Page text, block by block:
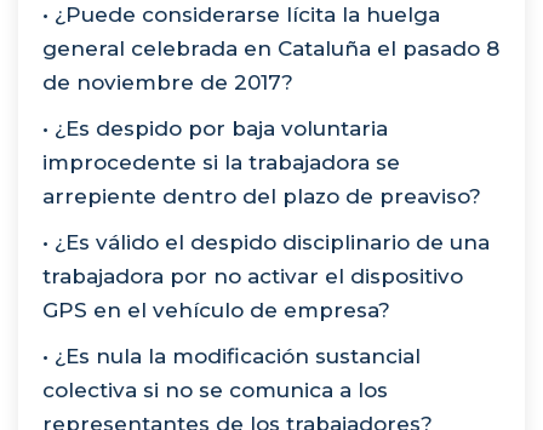
• ¿Puede considerarse lícita la huelga
general celebrada en Cataluña el pasado 8
de noviembre de 2017?
• ¿Es despido por baja voluntaria
improcedente si la trabajadora se
arrepiente dentro del plazo de preaviso?
• ¿Es válido el despido disciplinario de una
trabajadora por no activar el dispositivo
GPS en el vehículo de empresa?
• ¿Es nula la modificación sustancial
colectiva si no se comunica a los
representantes de los trabajadores?